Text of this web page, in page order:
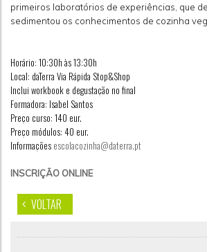
primeiros laboratórios de experiências, que
sedimentou os conhecimentos de cozinha
Horário: 10:30h às 13:30h
Local: daTerra Via Rápida Stop&Shop
Inclui workbook e degustação no final
Formadora: Isabel Santos
Preço curso: 140 eur.
Preço módulos: 40 eur.
Informações escolacozinha@daterra.pt
INSCRIÇÃO ONLINE
VOLTAR